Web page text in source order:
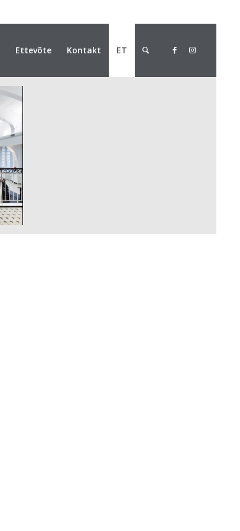
Ettevõte Kontakt ET